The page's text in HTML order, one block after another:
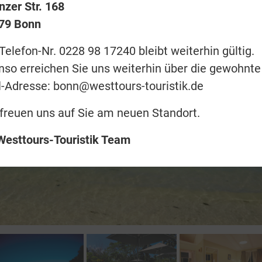
Str. 168
Bonn
Nr. 0228 98 17240 bleibt weiterhin gültig.
erreichen Sie uns weiterhin über die gewohnte
Adresse: bonn@westtours-touristik.de
uns auf Sie am neuen Standort.
Touristik Team